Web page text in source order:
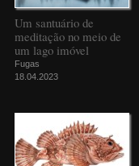
Um santuário de
meditação no meio de
um lago imóvel
Fugas
18.04.2023